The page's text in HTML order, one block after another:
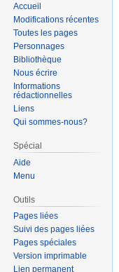
Accueil
Modifications récentes
Toutes les pages
Personnages
Bibliothèque
Nous écrire
Informations
rédactionnelles
Liens
Qui sommes-nous?
Spécial
Aide
Menu
Outils
Pages liées
Suivi des pages liées
Pages spéciales
Version imprimable
Lien permanent